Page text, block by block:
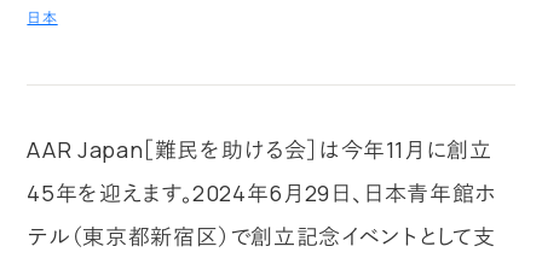
日本
AAR Japan［難民を助ける会］は今年11月に創立
45年を迎えます。2024年6月29日、日本青年館ホ
テル（東京都新宿区）で創立記念イベントとして支